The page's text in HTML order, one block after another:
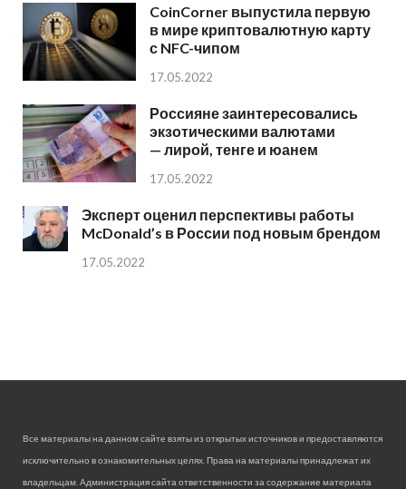
CoinCorner выпустила первую
в мире криптовалютную карту
с NFC-чипом
17.05.2022
Россияне заинтересовались
экзотическими валютами
— лирой, тенге и юанем
17.05.2022
Эксперт оценил перспективы работы
McDonald’s в России под новым брендом
17.05.2022
Все материалы на данном сайте взяты из открытых источников и предоставляются
исключительно в ознакомительных целях. Права на материалы принадлежат их
владельцам. Администрация сайта ответственности за содержание материала